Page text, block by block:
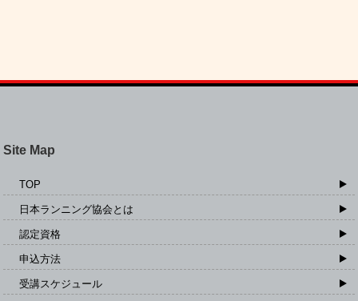
Site Map
TOP
日本ランニング協会とは
認定資格
申込方法
受講スケジュール